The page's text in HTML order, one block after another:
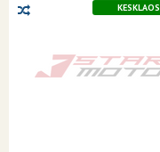
KESKLAOS